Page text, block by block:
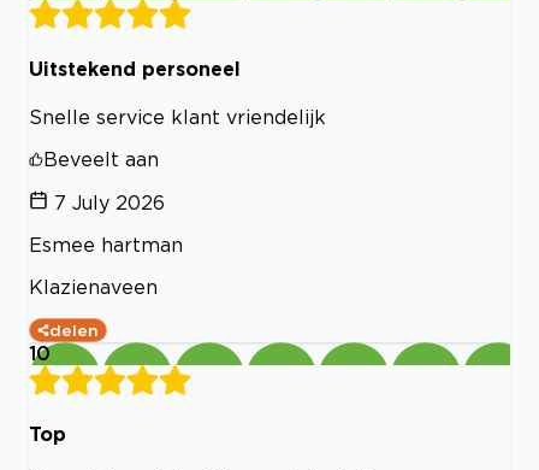
Uitstekend personeel
Snelle service klant vriendelijk
Beveelt aan
7 July 2026
Esmee hartman
Klazienaveen
delen
10
Top